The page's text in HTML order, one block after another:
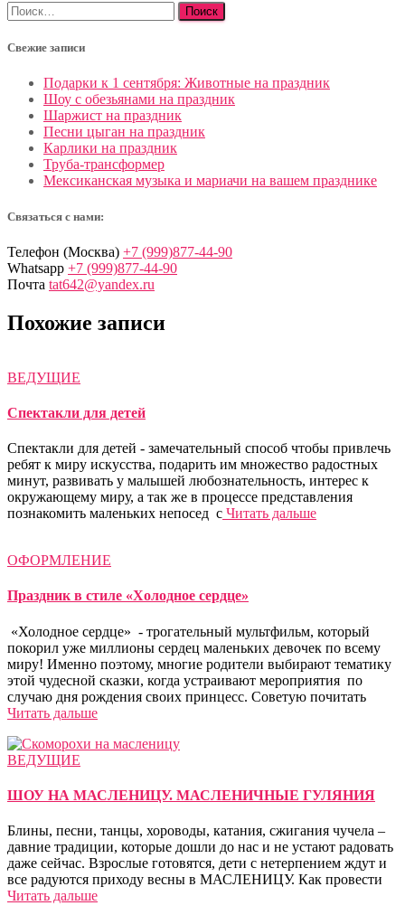
Найти:
Свежие записи
Подарки к 1 сентября: Животные на праздник
Шоу с обезьянами на праздник
Шаржист на праздник
Песни цыган на праздник
Карлики на праздник
Труба-трансформер
Мексиканская музыка и мариачи на вашем празднике
Связаться с нами:
Телефон (Москва) +7 (999)877-44-90
Whatsapp +7 (999)877-44-90
Почта tat642@yandex.ru
Похожие записи
ВЕДУЩИЕ
Спектакли для детей
Спектакли для детей - замечательный способ чтобы привлечь
ребят к миру искусства, подарить им множество радостных
минут, развивать у малышей любознательность, интерес к
окружающему миру, а так же в процессе представления
познакомить маленьких непосед с Читать дальше
ОФОРМЛЕНИЕ
Праздник в стиле «Холодное сердце»
«Холодное сердце» - трогательный мультфильм, который
покорил уже миллионы сердец маленьких девочек по всему
миру! Именно поэтому, многие родители выбирают тематику
этой чудесной сказки, когда устраивают мероприятия по
случаю дня рождения своих принцесс. Советую почитать
Читать дальше
ВЕДУЩИЕ
ШОУ НА МАСЛЕНИЦУ. МАСЛЕНИЧНЫЕ ГУЛЯНИЯ
Блины, песни, танцы, хороводы, катания, сжигания чучела –
давние традиции, которые дошли до нас и не устают радовать
даже сейчас. Взрослые готовятся, дети с нетерпением ждут и
все радуются приходу весны в МАСЛЕНИЦУ. Как провести
Читать дальше